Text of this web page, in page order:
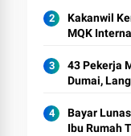
Kakanwil
MQK
43 Pekerja
Dumai,
Bayar
Ibu Rumah